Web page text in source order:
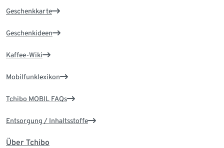
Geschenkkarte
Geschenkideen
Kaffee-Wiki
Mobilfunklexikon
Tchibo MOBIL FAQs
Entsorgung / Inhaltsstoffe
Über Tchibo